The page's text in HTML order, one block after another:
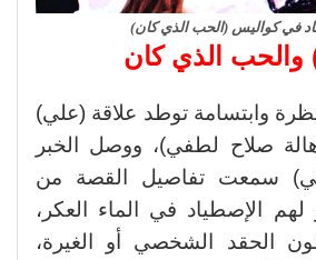
في كواليس (الحب الذي كان)
الذي كان
وابتسامة توطد علاقة (علي)
(هالة صلاح لطفي)، ووصل الخبر
سمعت تفاصيل القصة من
لهم الإصطياد في الماء العكر،
الحقد الشخصي أو الغيرة،